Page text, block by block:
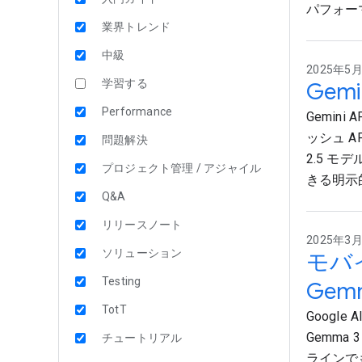
業界トレンド
中級
学習する
Performance
問題解決
プロジェクト管理 / アジャイル
Q&A
リリースノート
ソリューション
Testing
TotT
チュートリアル
パフォー
2025年5
Gemini
ッシュ
2.5 モデ
きる明
2025年3
モバ
Google
Gemma
ライン